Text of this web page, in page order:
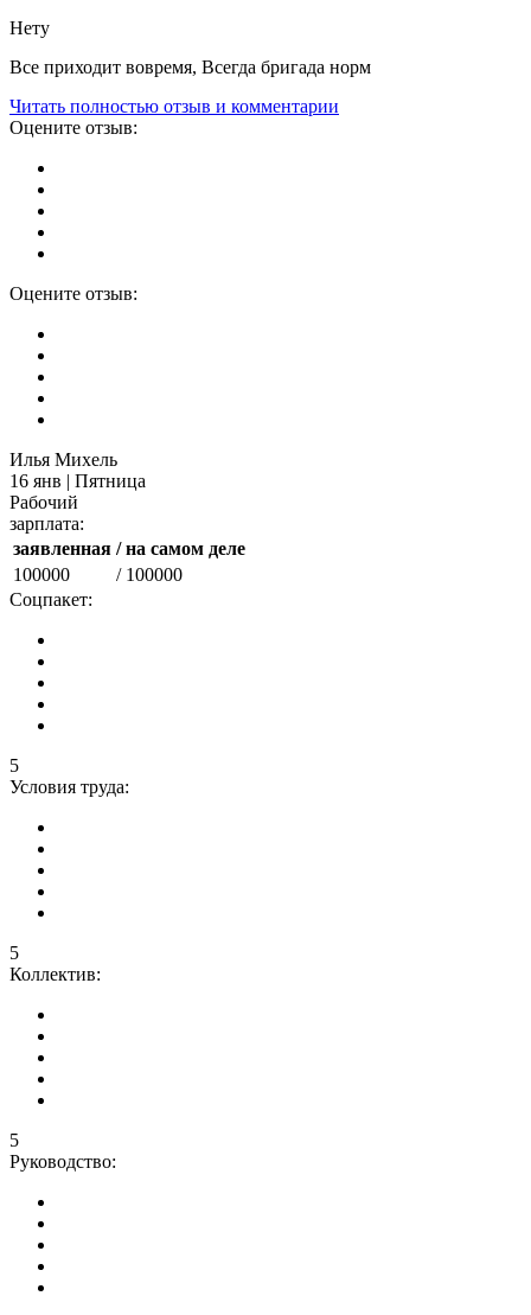
Нету
Все приходит вовремя, Всегда бригада норм
Читать полностью отзыв и комментарии
Оцените отзыв:
Оцените отзыв:
Илья Михель
16 янв | Пятница
Рабочий
зарплата:
заявленная / на самом деле
100000
/ 100000
Соцпакет:
5
Условия труда:
5
Коллектив:
5
Руководство: